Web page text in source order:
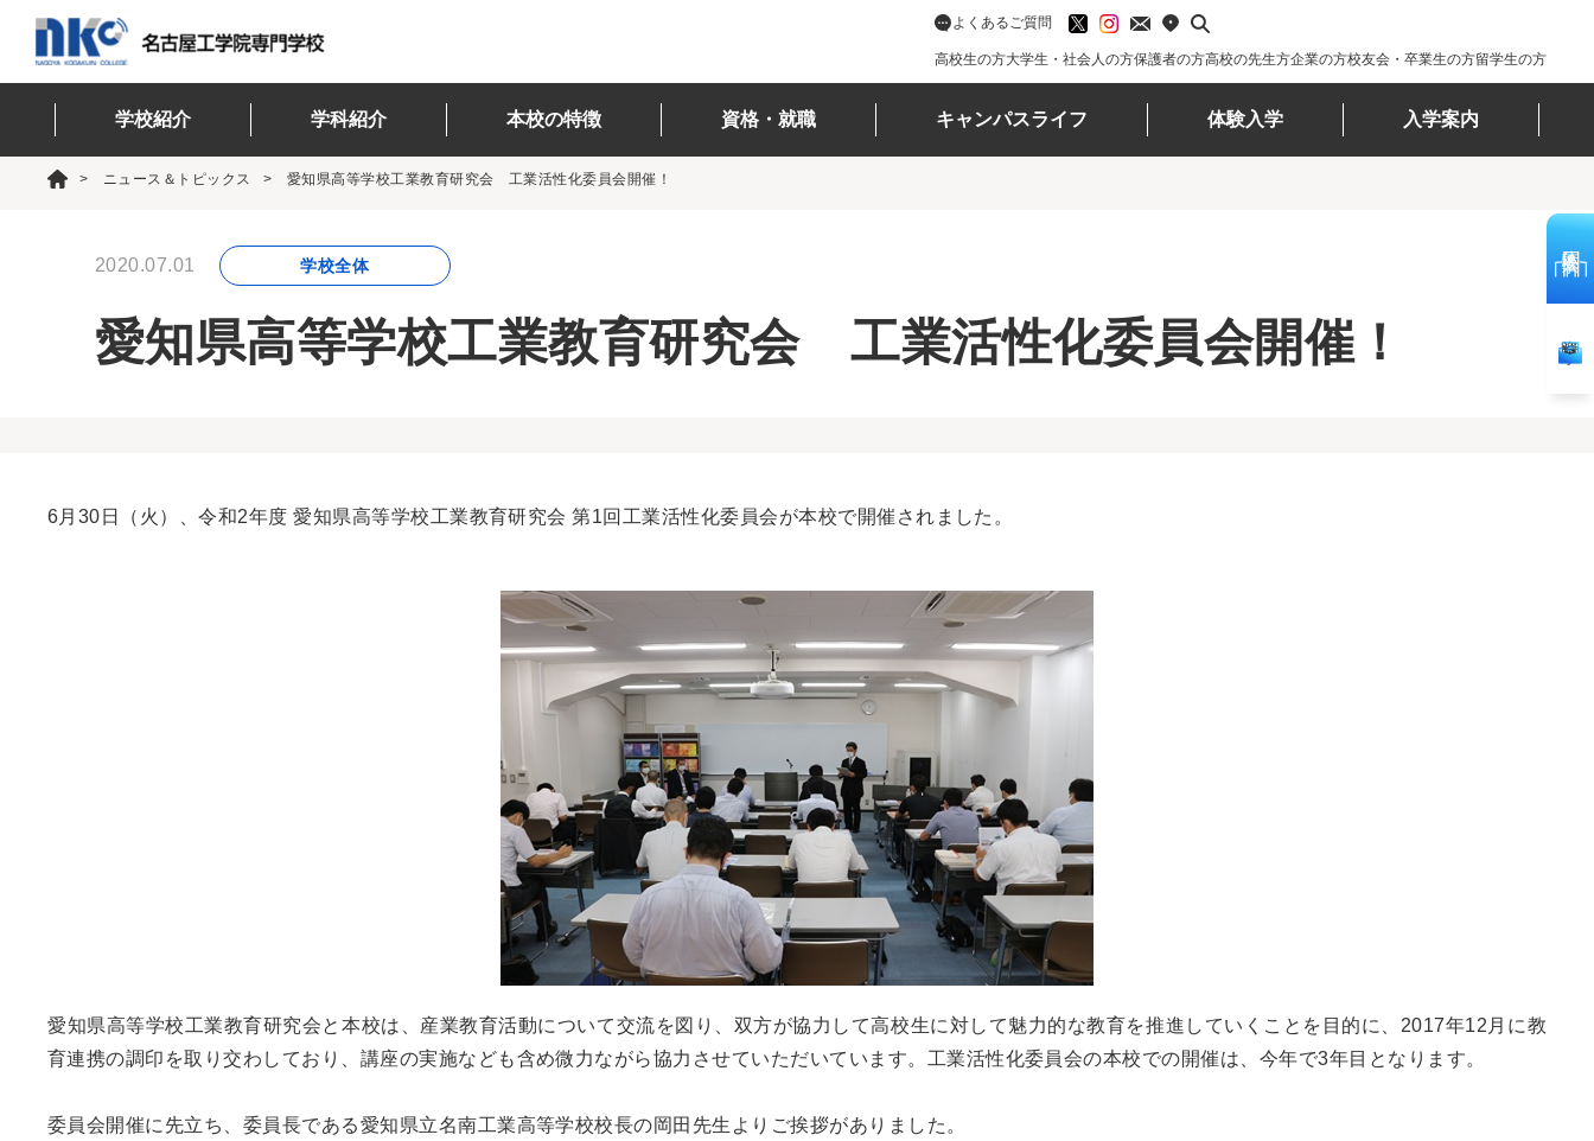
高校生の方大学生・社会人の方保護者の方高校の先生方企業の方校友会・卒業生の方留学生の方
よくあるご質問
学校紹介 学科紹介 本校の特徴 資格・就職 キャンパスライフ 体験入学 入学案内
ニュース＆トピックス 愛知県高等学校工業教育研究会 工業活性化委員会開催！
2020.07.01 学校全体
愛知県高等学校工業教育研究会 工業活性化委員会開催！
6月30日（火）、令和2年度 愛知県高等学校工業教育研究会 第1回工業活性化委員会が本校で開催されました。
愛知県高等学校工業教育研究会と本校は、産業教育活動について交流を図り、双方が協力して高校生に対して魅力的な教育を推進していくことを目的に、2017年12月に教
育連携の調印を取り交わしており、講座の実施なども含め微力ながら協力させていただいています。工業活性化委員会の本校での開催は、今年で3年目となります。
委員会開催に先立ち、委員長である愛知県立名南工業高等学校校長の岡田先生よりご挨拶がありました。